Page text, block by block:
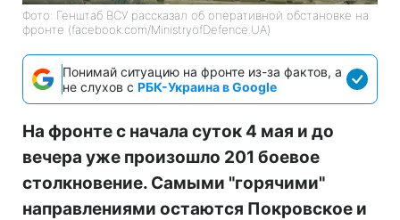
Фото: Генштаб ВСУ рассказал об оперативной обстановке на
фронте (facebook.com/MinistryofDefence.UA)
Понимай ситуацию на фронте из-за фактов, а
не слухов с РБК-Украина в Google
На фронте с начала суток 4 мая и до
вечера уже произошло 201 боевое
столкновение. Самыми "горячими"
направлениями остаются Покровское и